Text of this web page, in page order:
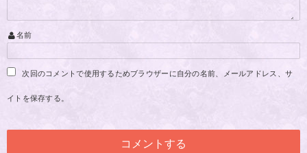
名前
次回のコメントで使用するためブラウザーに自分の名前、メールアドレス、サ
イトを保存する。